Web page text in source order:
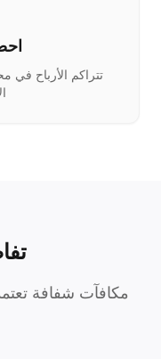
تتراكم الأرباح
مكافآت شفافة